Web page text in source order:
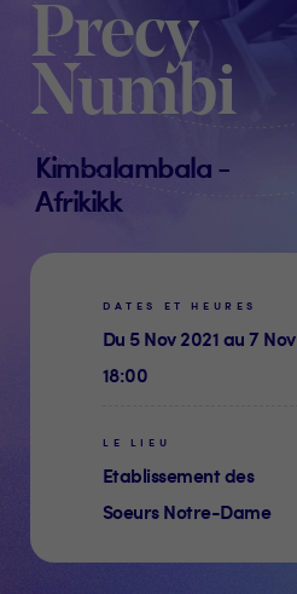
Precy
Numbi
Kimbalambala -
Afrikikk
DATES ET HEURES
Du 5 Nov 2021 au 7
18:00
LE LIEU
Etablissement des
Soeurs Notre-Dame